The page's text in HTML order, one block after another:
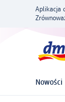
Aplikacja
Nowości